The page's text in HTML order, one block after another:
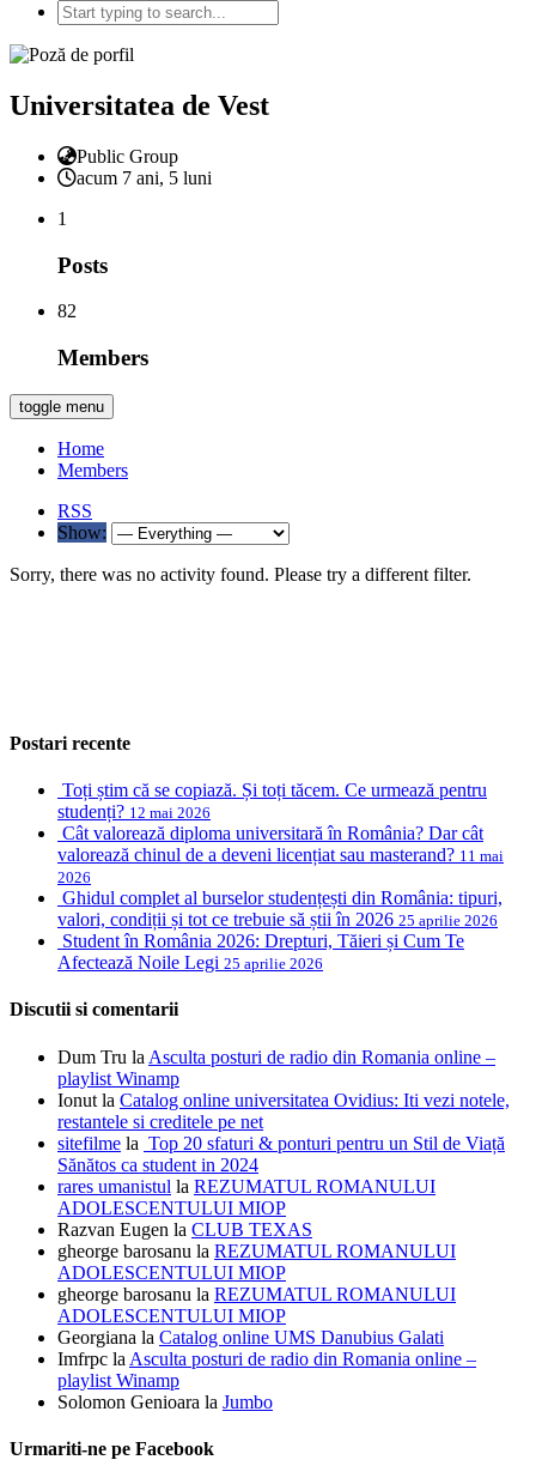
Universitatea de Vest
Public Group
acum 7 ani, 5 luni
1
Posts
82
Members
toggle menu
Home
Members
RSS
Show:
Sorry, there was no activity found. Please try a different filter.
Postari recente
Toți știm că se copiază. Și toți tăcem. Ce urmează pentru
studenți? 12 mai 2026
Cât valorează diploma universitară în România? Dar cât
valorează chinul de a deveni licențiat sau masterand? 11 mai
2026
Ghidul complet al burselor studențești din România: tipuri,
valori, condiții și tot ce trebuie să știi în 2026 25 aprilie 2026
Student în România 2026: Drepturi, Tăieri și Cum Te
Afectează Noile Legi 25 aprilie 2026
Discutii si comentarii
Dum Tru la Asculta posturi de radio din Romania online –
playlist Winamp
Ionut la Catalog online universitatea Ovidius: Iti vezi notele,
restantele si creditele pe net
sitefilme la Top 20 sfaturi & ponturi pentru un Stil de Viață
Sănătos ca student in 2024
rares umanistul la REZUMATUL ROMANULUI
ADOLESCENTULUI MIOP
Razvan Eugen la CLUB TEXAS
gheorge barosanu la REZUMATUL ROMANULUI
ADOLESCENTULUI MIOP
gheorge barosanu la REZUMATUL ROMANULUI
ADOLESCENTULUI MIOP
Georgiana la Catalog online UMS Danubius Galati
Imfrpc la Asculta posturi de radio din Romania online –
playlist Winamp
Solomon Genioara la Jumbo
Urmariti-ne pe Facebook